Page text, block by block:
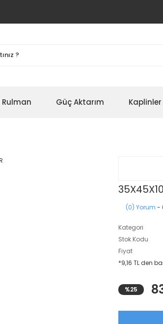
Rulman Güç Aktarım Kaplinler
(0) Yorum -
Kategori
Stok Kodu
Fiyat
*9,16 TL den
%25